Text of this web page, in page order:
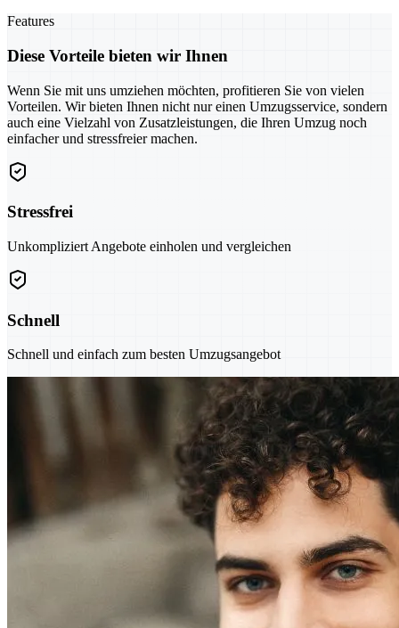
Features
Diese Vorteile bieten wir Ihnen
Wenn Sie mit uns umziehen möchten, profitieren Sie von vielen
Vorteilen. Wir bieten Ihnen nicht nur einen Umzugsservice, sondern
auch eine Vielzahl von Zusatzleistungen, die Ihren Umzug noch
einfacher und stressfreier machen.
Stressfrei
Unkompliziert Angebote einholen und vergleichen
Schnell
Schnell und einfach zum besten Umzugsangebot